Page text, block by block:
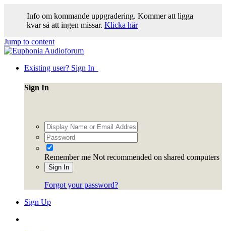
Info om kommande uppgradering. Kommer att ligga
kvar så att ingen missar. Klicka här
Jump to content
Existing user? Sign In
Sign In
Remember me Not recommended on shared computers
Sign In
Forgot your password?
Sign Up